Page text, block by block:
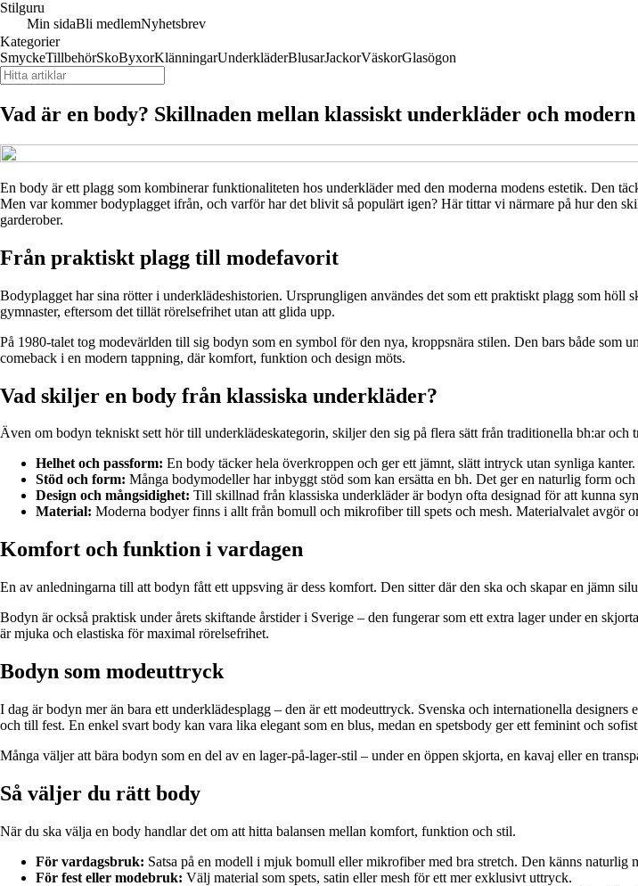
Stilguru
Min sidaBli medlemNyhetsbrev
Kategorier
SmyckeTillbehörSkoByxorKlänningarUnderkläderBlusarJackorVäskorGlasögon
Vad är en body? Skillnaden mellan klassiskt underkläder och modern
En body är ett plagg som kombinerar funktionaliteten hos underkläder med den moderna modens estetik. Den
Men var kommer bodyplagget ifrån, och varför har det blivit så populärt igen? Här tittar vi närmare på hur den
garderober.
Från praktiskt plagg till modefavorit
Bodyplagget har sina rötter i underklädeshistorien. Ursprungligen användes det som ett praktiskt plagg som
gymnaster, eftersom det tillät rörelsefrihet utan att glida upp.
På 1980-talet tog modevärlden till sig bodyn som en symbol för den nya, kroppsnära stilen. Den bars både
comeback i en modern tappning, där komfort, funktion och design möts.
Vad skiljer en body från klassiska underkläder?
Även om bodyn tekniskt sett hör till underklädeskategorin, skiljer den sig på flera sätt från traditionella bh:ar och
Helhet och passform: En body täcker hela överkroppen och ger ett jämnt, slätt intryck utan synliga
Stöd och form: Många bodymodeller har inbyggt stöd som kan ersätta en bh. Det ger en naturlig form
Design och mångsidighet: Till skillnad från klassiska underkläder är bodyn ofta designad för att kunna
Material: Moderna bodyer finns i allt från bomull och mikrofiber till spets och mesh. Materialvalet avgör
Komfort och funktion i vardagen
En av anledningarna till att bodyn fått ett uppsving är dess komfort. Den sitter där den ska och skapar en jämn
Bodyn är också praktisk under årets skiftande årstider i Sverige – den fungerar som ett extra lager under en
är mjuka och elastiska för maximal rörelsefrihet.
Bodyn som modeuttryck
I dag är bodyn mer än bara ett underklädesplagg – den är ett modeuttryck. Svenska och internationella
och till fest. En enkel svart body kan vara lika elegant som en blus, medan en spetsbody ger ett feminint och
Många väljer att bära bodyn som en del av en lager-på-lager-stil – under en öppen skjorta, en kavaj eller en
Så väljer du rätt body
När du ska välja en body handlar det om att hitta balansen mellan komfort, funktion och stil.
För vardagsbruk: Satsa på en modell i mjuk bomull eller mikrofiber med bra stretch. Den känns naturlig
För fest eller modebruk: Välj material som spets, satin eller mesh för ett mer exklusivt uttryck.